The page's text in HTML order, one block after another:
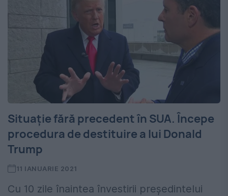
Situație fără precedent în SUA. Începe
procedura de destituire a lui Donald
Trump
11 IANUARIE 2021
Cu 10 zile înaintea învestirii preşedintelui